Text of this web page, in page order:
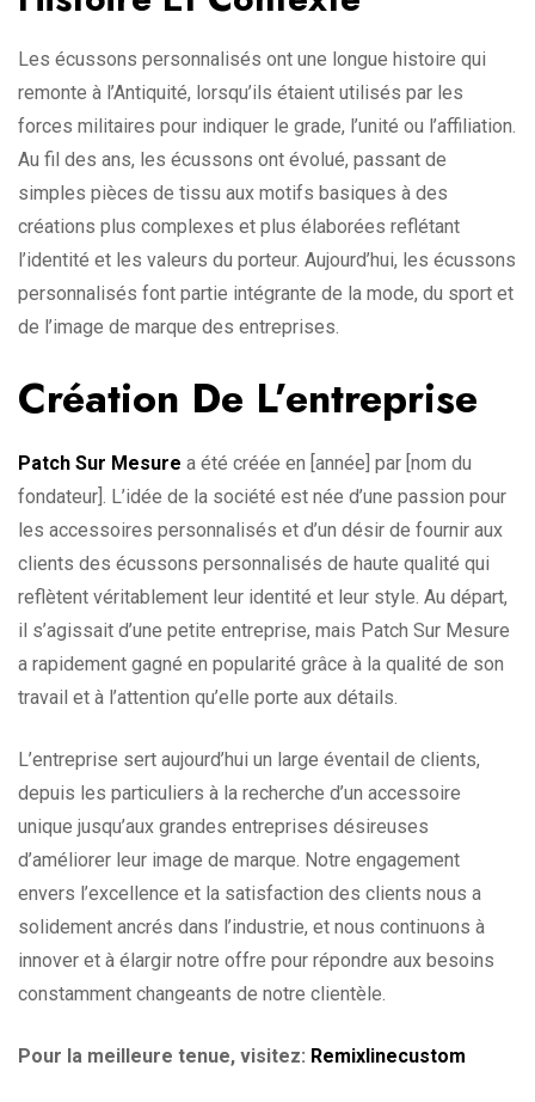
Les écussons personnalisés ont une longue histoire qui
remonte à l’Antiquité, lorsqu’ils étaient utilisés par les
forces militaires pour indiquer le grade, l’unité ou l’affiliation.
Au fil des ans, les écussons ont évolué, passant de
simples pièces de tissu aux motifs basiques à des
créations plus complexes et plus élaborées reflétant
l’identité et les valeurs du porteur. Aujourd’hui, les écussons
personnalisés font partie intégrante de la mode, du sport et
de l’image de marque des entreprises.
Création De L’entreprise
Patch Sur Mesure a été créée en [année] par [nom du
fondateur]. L’idée de la société est née d’une passion pour
les accessoires personnalisés et d’un désir de fournir aux
clients des écussons personnalisés de haute qualité qui
reflètent véritablement leur identité et leur style. Au départ,
il s’agissait d’une petite entreprise, mais Patch Sur Mesure
a rapidement gagné en popularité grâce à la qualité de son
travail et à l’attention qu’elle porte aux détails.
L’entreprise sert aujourd’hui un large éventail de clients,
depuis les particuliers à la recherche d’un accessoire
unique jusqu’aux grandes entreprises désireuses
d’améliorer leur image de marque. Notre engagement
envers l’excellence et la satisfaction des clients nous a
solidement ancrés dans l’industrie, et nous continuons à
innover et à élargir notre offre pour répondre aux besoins
constamment changeants de notre clientèle.
Pour la meilleure tenue, visitez: Remixlinecustom